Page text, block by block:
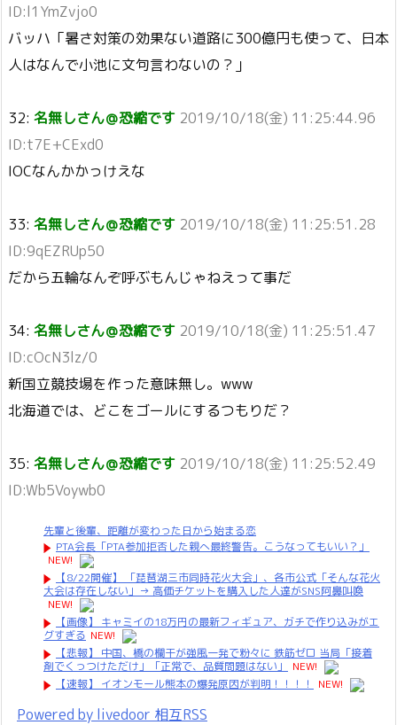
ID:l1YmZvjo0
バッハ「暑さ対策の効果ない道路に300億円も使って、日本
人はなんで小池に文句言わないの？」
32: 名無しさん＠恐縮です 2019/10/18(金) 11:25:44.96
ID:t7E+CExd0
IOCなんかかっけえな
33: 名無しさん＠恐縮です 2019/10/18(金) 11:25:51.28
ID:9qEZRUp50
だから五輪なんぞ呼ぶもんじゃねえって事だ
34: 名無しさん＠恐縮です 2019/10/18(金) 11:25:51.47
ID:cOcN3lz/0
新国立競技場を作った意味無し。www
北海道では、どこをゴールにするつもりだ？
35: 名無しさん＠恐縮です 2019/10/18(金) 11:25:52.49
ID:Wb5Voywb0
先輩と後輩、距離が変わった日から始まる恋
PTA会長「PTA参加拒否した親へ最終警告。こうなってもいい？」
NEW!
【8/22開催】 「琵琶湖三市同時花火大会」、各市公式「そんな花火
大会は存在しない」→ 高価チケットを購入した人達がSNS阿鼻叫喚
NEW!
【画像】 キャミイの18万円の最新フィギュア、ガチで作り込みがエ
グすぎる NEW!
【悲報】 中国、橋の欄干が強風一発で粉々に 鉄筋ゼロ 当局「接着
剤でくっつけただけ」「正常で、品質問題はない」
NEW!
【速報】 イオンモール熊本の爆発原因が判明！！！！
NEW!
Powered by livedoor 相互RSS